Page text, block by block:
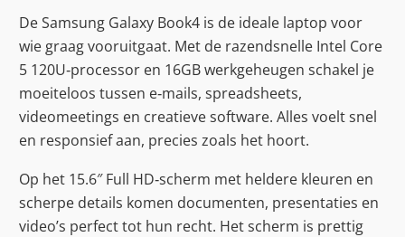
De Samsung Galaxy Book4 is de ideale laptop voor
wie graag vooruitgaat. Met de razendsnelle Intel Core
5 120U‑processor en 16GB werkgeheugen schakel je
moeiteloos tussen e‑mails, spreadsheets,
videomeetings en creatieve software. Alles voelt snel
en responsief aan, precies zoals het hoort.
Op het 15.6″ Full HD‑scherm met heldere kleuren en
scherpe details komen documenten, presentaties en
video’s perfect tot hun recht. Het scherm is prettig